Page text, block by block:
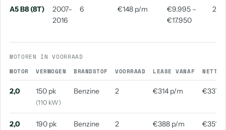
aantal: 1 aantal: 1
A5 B8 (8T)
2007–
2016
6 €148 p/m
€9.995 –
€17.950
MOTOREN IN VOORRAAD
MOTOR
VERMOGEN BRANDSTOF VOORRAAD LEASE VANAF NETTO
2,0 150 pk
(110 kW)
Benzine 2 €314 p/m €337
2,0 190 pk Benzine 2 €388 p/m €351